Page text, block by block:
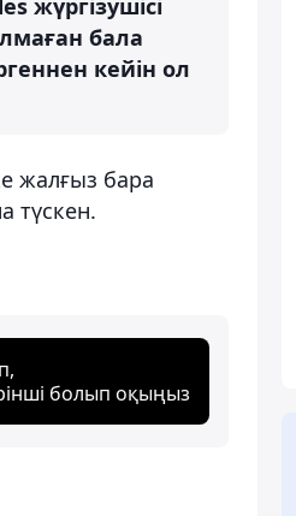
бала
кейін ол
жалғыз бара
түскен.
болып оқыңыз